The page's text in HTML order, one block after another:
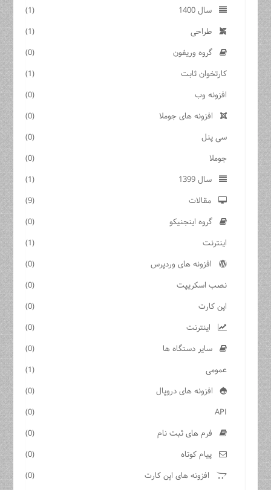
سال 1400
(1)
طراحی
(1)
گروه وریفون
(0)
کارتخوان ثابت
(1)
افزونه وب
(0)
افزونه های جوملا
(0)
سی پنل
(0)
جوملا
(0)
سال 1399
(1)
مقالات
(9)
گروه اینجنیکو
(0)
اینترنت
(1)
افزونه های وردپرس
(0)
نصب اسکریپت
(0)
اپن کارت
(0)
اینترنت
(0)
سایر دستگاه ها
(0)
عمومی
(1)
افزونه های دروپال
(0)
API
(0)
فرم های ثبت نام
(0)
پیام کوتاه
(0)
افزونه های اپن کارت
(0)